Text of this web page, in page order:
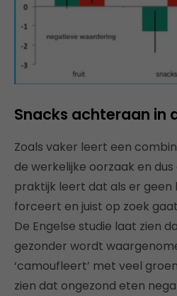
Snacks achteraan in
Zoals vaker leert een
de werkelijke oorzaak en dus
praktijk leert dat als er geen
forceert en juist op zoek
De Engelse studie laat zien
gezonder wordt
‘camoufleert’ met veel
zien dat ongezond eten